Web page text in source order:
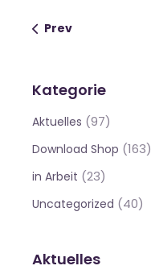
Prev
Kategorie
Aktuelles (97)
Download Shop (163)
in Arbeit (23)
Uncategorized (40)
Aktuelles